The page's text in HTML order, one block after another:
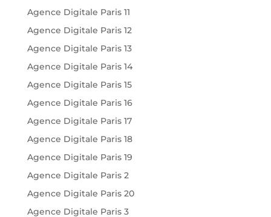
Agence Digitale Paris 11
Agence Digitale Paris 12
Agence Digitale Paris 13
Agence Digitale Paris 14
Agence Digitale Paris 15
Agence Digitale Paris 16
Agence Digitale Paris 17
Agence Digitale Paris 18
Agence Digitale Paris 19
Agence Digitale Paris 2
Agence Digitale Paris 20
Agence Digitale Paris 3